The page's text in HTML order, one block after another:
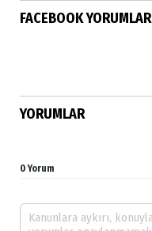
FACEBOOK YORUMLAR
YORUMLAR
0 Yorum